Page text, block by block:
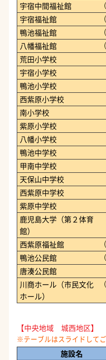
宇宿中間福祉館
宇宿福祉館
鴨池福祉館
八幡福祉館
荒田小学校
宇宿小学校
鴨池小学校
西紫原小学校
南小学校
紫原小学校
八幡小学校
鴨池中学校
甲南中学校
天保山中学校
西紫原中学校
紫原中学校
鹿児島大学（第２体育
館）
西紫原福祉館
鴨池公民館
唐湊公民館
川商ホール（市民文化
ホール）
【中央地域 城西地区】
施設名